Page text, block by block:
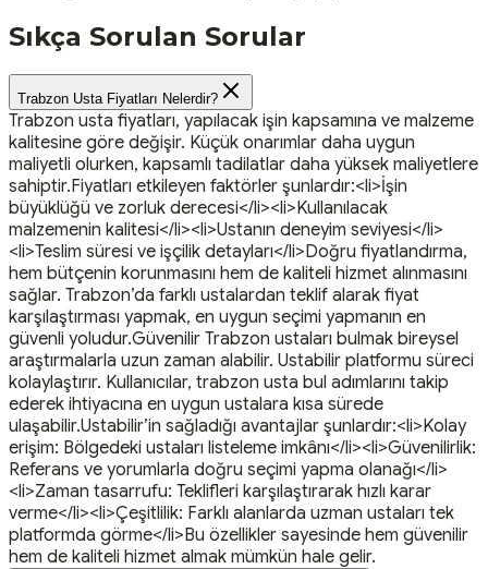
Sıkça Sorulan Sorular
Trabzon Usta Fiyatları Nelerdir?
Trabzon usta fiyatları, yapılacak işin kapsamına ve malzeme
kalitesine göre değişir. Küçük onarımlar daha uygun
maliyetli olurken, kapsamlı tadilatlar daha yüksek maliyetlere
sahiptir.Fiyatları etkileyen faktörler şunlardır:<li>İşin
büyüklüğü ve zorluk derecesi</li><li>Kullanılacak
malzemenin kalitesi</li><li>Ustanın deneyim seviyesi</li>
<li>Teslim süresi ve işçilik detayları</li>Doğru fiyatlandırma,
hem bütçenin korunmasını hem de kaliteli hizmet alınmasını
sağlar. Trabzon’da farklı ustalardan teklif alarak fiyat
karşılaştırması yapmak, en uygun seçimi yapmanın en
güvenli yoludur.Güvenilir Trabzon ustaları bulmak bireysel
araştırmalarla uzun zaman alabilir. Ustabilir platformu süreci
kolaylaştırır. Kullanıcılar, trabzon usta bul adımlarını takip
ederek ihtiyacına en uygun ustalara kısa sürede
ulaşabilir.Ustabilir’in sağladığı avantajlar şunlardır:<li>Kolay
erişim: Bölgedeki ustaları listeleme imkânı</li><li>Güvenilirlik:
Referans ve yorumlarla doğru seçimi yapma olanağı</li>
<li>Zaman tasarrufu: Teklifleri karşılaştırarak hızlı karar
verme</li><li>Çeşitlilik: Farklı alanlarda uzman ustaları tek
platformda görme</li>Bu özellikler sayesinde hem güvenilir
hem de kaliteli hizmet almak mümkün hale gelir.